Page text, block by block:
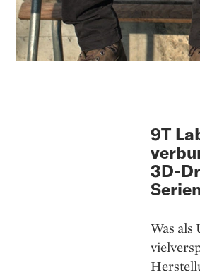
9T
3D-
Was